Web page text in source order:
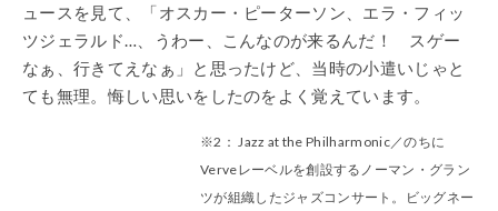
ュースを見て、「オスカー・ピーターソン、エラ・フィッ
ツジェラルド…、うわー、こんなのが来るんだ！ スゲー
なぁ、行きてえなぁ」と思ったけど、当時の小遣いじゃと
ても無理。悔しい思いをしたのをよく覚えています。
※2： Jazz at the Philharmonic／のちに
Verveレーベルを創設するノーマン・グラン
ツが組織したジャズコンサート。ビッグネー